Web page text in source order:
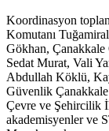
Koordinasyon
Komutanı
Gökhan,
Sedat Murat, Vali
Abdullah Köklü,
Güvenlik
Çevre ve Şehircilik
akademisyenler ve